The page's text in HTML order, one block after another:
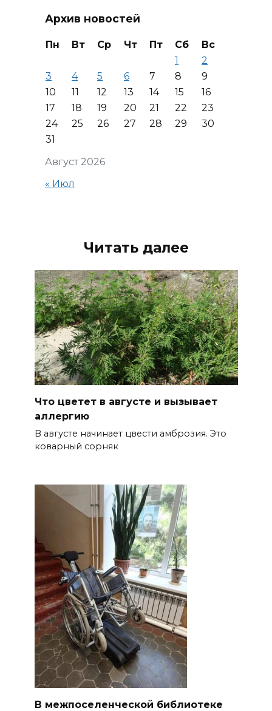
Архив новостей
Август 2026
Пн Вт Ср Чт Пт Сб
Вс
1
2
3
4 5 6 7 8
9
10
11 12 13 14 15
16
17
18 19 20 21 22
23
24
25 26 27 28 29
30
31
« Июл
Читать далее
Что цветет в августе и вызывает
аллергию
В августе начинает цвести амброзия. Это
коварный сорняк
В межпоселенческой библиотеке